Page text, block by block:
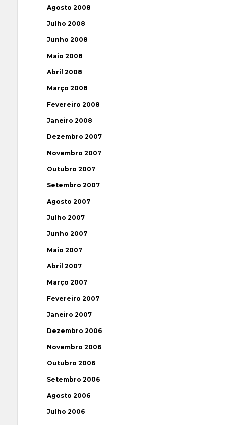
Agosto 2008
Julho 2008
Junho 2008
Maio 2008
Abril 2008
Março 2008
Fevereiro 2008
Janeiro 2008
Dezembro 2007
Novembro 2007
Outubro 2007
Setembro 2007
Agosto 2007
Julho 2007
Junho 2007
Maio 2007
Abril 2007
Março 2007
Fevereiro 2007
Janeiro 2007
Dezembro 2006
Novembro 2006
Outubro 2006
Setembro 2006
Agosto 2006
Julho 2006